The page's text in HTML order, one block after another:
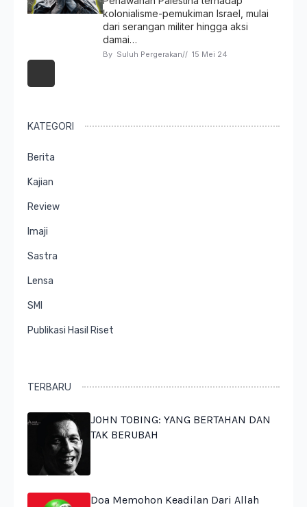
kolonialisme-pemukiman Israel, mulai
dari serangan militer hingga aksi
damai…
By Suluh Pergerakan// 15 Mei 24
KATEGORI
Berita
Kajian
Review
Imaji
Sastra
Lensa
SMI
Publikasi Hasil Riset
TERBARU
JOHN TOBING: YANG BERTAHAN DAN
TAK BERUBAH
Doa Memohon Keadilan Dari Allah